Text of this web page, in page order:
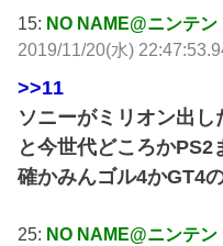
15: NO NAME@ニンテ
2019/11/20(水)
>>11
ソニーがミリオン出
と今世代どころかPS2
確かみんゴル4かGT4
25: NO NAME@ニンテ